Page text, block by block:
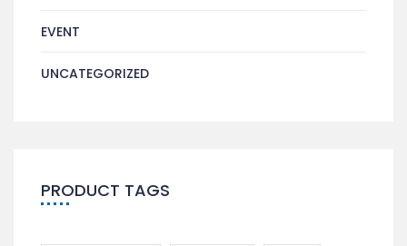
EVENT
UNCATEGORIZED
PRODUCT TAGS